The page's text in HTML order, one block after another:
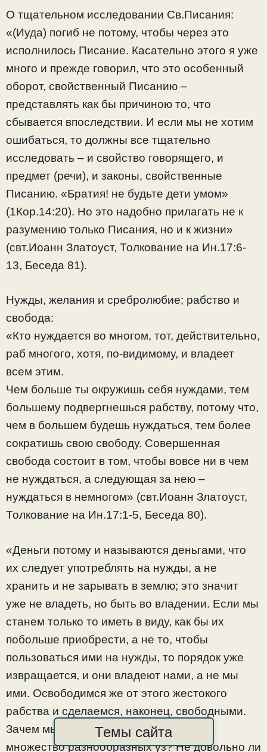
О тщательном исследовании Св.Писания:
«(Иуда) погиб не потому, чтобы через это
исполнилось Писание. Касательно этого я уже
много и прежде говорил, что это особенный
оборот, свойственный Писанию –
представлять как бы причиною то, что
сбывается впоследствии. И если мы не хотим
ошибаться, то должны все тщательно
исследовать – и свойство говорящего, и
предмет (речи), и законы, свойственные
Писанию. «Братия! не будьте дети умом»
(1Кор.14:20). Но это надобно прилагать не к
разумению только Писания, но и к жизни»
(свт.Иоанн Златоуст, Толкование на Ин.17:6-
13, Беседа 81).
Нужды, желания и сребролюбие; рабство и
свобода:
«Кто нуждается во многом, тот, действительно,
раб многого, хотя, по-видимому, и владеет
всем этим.
Чем больше ты окружишь себя нуждами, тем
большему подвергнешься рабству, потому что,
чем в большем будешь нуждаться, тем более
сократишь свою свободу. Совершенная
свобода состоит в том, чтобы вовсе ни в чем
не нуждаться, а следующая за нею –
нуждаться в немногом» (свт.Иоанн Златоуст,
Толкование на Ин.17:1-5, Беседа 80).
«Деньги потому и называются деньгами, что
их следует употреблять на нужды, а не
хранить и не зарывать в землю; это значит
уже не владеть, но быть во владении. Если мы
станем только то иметь в виду, как бы их
побольше приобрести, а не то, чтобы
пользоваться ими на нужды, то порядок уже
извращается, и они владеют нами, а не мы
ими. Освободимся же от этого жестокого
рабства и сделаемся, наконец, свободными.
Зачем мы сами для себя выдумываем
множество разнообразных уз? Не довольно ли
Темы сайта